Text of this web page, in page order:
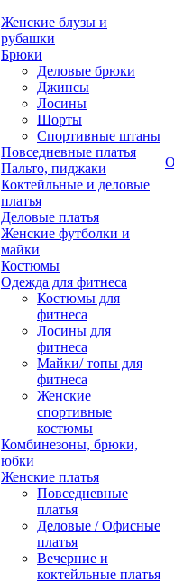
Женские блузы и
рубашки
Брюки
Деловые брюки
Джинсы
Лосины
Шорты
Спортивные штаны
Повседневные платья
Пальто, пиджаки
Коктейльные и деловые
платья
Деловые платья
Женские футболки и
майки
Костюмы
Одежда для фитнеса
Костюмы для
фитнеса
Лосины для
фитнеса
Майки/ топы для
фитнеса
Женские
спортивные
костюмы
Комбинезоны, брюки,
юбки
Женские платья
Повседневные
платья
Деловые / Офисные
платья
Вечерние и
коктейльные платья